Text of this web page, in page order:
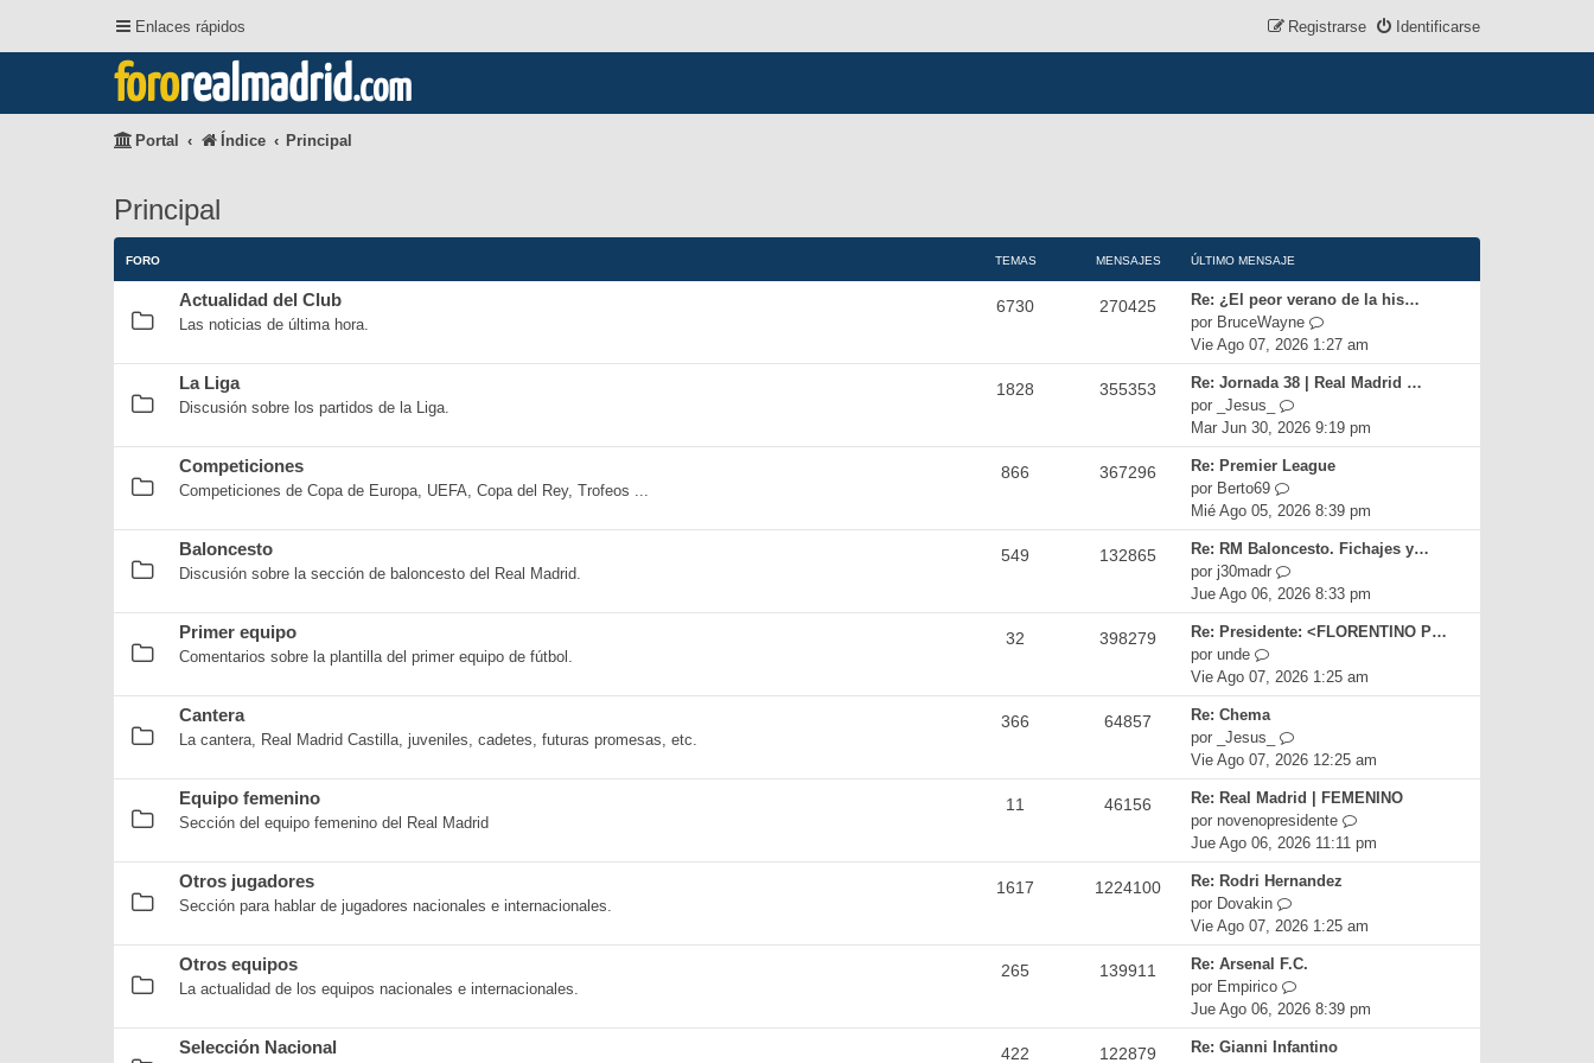
Enlaces rápidos Identificarse
Registrarse
fororealmadrid.com
Portal Índice Principal
Principal
FORO TEMAS MENSAJES ÚLTIMO MENSAJE
Actualidad del Club
Las noticias de última hora.
6730 270425
Re: ¿El peor verano de la his…
por BruceWayne
V
e
r
ú
t
o
e
s
a
j
Vie Ago 07, 2026 1:27 am
La Liga
Discusión sobre los partidos de la Liga.
1828 355353
Re: Jornada 38 | Real Madrid …
por
_Jesus_
V
e
r
ú
t
o
e
s
a
e
Mar Jun 30, 2026 9:19 pm
Competiciones
Competiciones de Copa de Europa, UEFA, Copa del Rey, Trofeos ...
866 367296
Re: Premier League
por Berto69
V
e
r
ú
l
t
o
n
s
a
j
e
Mié Ago 05, 2026 8:39 pm
Baloncesto
Discusión sobre la sección de baloncesto del Real Madrid.
549 132865
Re: RM Baloncesto. Fichajes y…
por j30madr
V
e
r
ú
t
o
e
n
s
a
j
e
Jue Ago 06, 2026 8:33 pm
Primer equipo
Comentarios sobre la plantilla del primer equipo de fútbol.
32 398279
Re: Presidente: <FLORENTINO P…
por unde
V
e
r
ú
l
t
o
m
e
n
s
a
j
e
Vie Ago 07, 2026 1:25 am
Cantera
La cantera, Real Madrid Castilla, juveniles, cadetes, futuras promesas, etc.
366 64857
Re: Chema
por
_Jesus_
V
e
r
ú
l
t
o
e
n
s
a
j
Vie Ago 07, 2026 12:25 am
Equipo femenino
Sección del equipo femenino del Real Madrid
11 46156
Re: Real Madrid | FEMENINO
por novenopresidente
V
e
r
t
Jue Ago 06, 2026 11:11 pm
Otros jugadores
Sección para hablar de jugadores nacionales e internacionales.
1617 1224100
Re: Rodri Hernandez
por Dovakin
V
e
r
ú
l
t
i
Vie Ago 07, 2026 1:25 am
Otros equipos
La actualidad de los equipos nacionales e internacionales.
265 139911
Re: Arsenal F.C.
por Empirico
V
e
r
ú
Jue Ago 06, 2026 8:39 pm
Selección Nacional 422 122879
Re: Gianni Infantino